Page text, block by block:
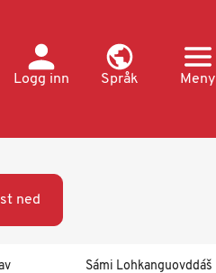
Logg inn Språk Meny
ned
Sámi Lohkanguovddáš